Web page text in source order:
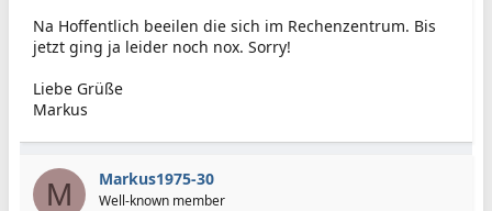
Na Hoffentlich beeilen die sich im Rechenzentrum. Bis
jetzt ging ja leider noch nox. Sorry!
Liebe Grüße
Markus
M Markus1975-30
Well-known member